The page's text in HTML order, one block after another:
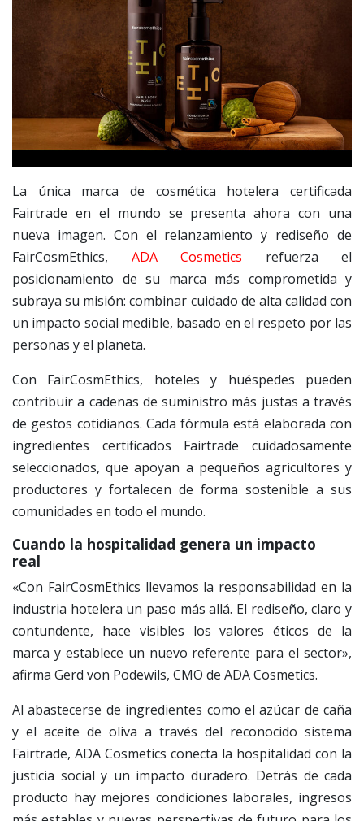
La única marca de cosmética hotelera certificada
Fairtrade en el mundo se presenta ahora con una
nueva imagen. Con el relanzamiento y rediseño de
FairCosmEthics, ADA Cosmetics refuerza el
posicionamiento de su marca más comprometida y
subraya su misión: combinar cuidado de alta calidad con
un impacto social medible, basado en el respeto por las
personas y el planeta.
Con FairCosmEthics, hoteles y huéspedes pueden
contribuir a cadenas de suministro más justas a través
de gestos cotidianos. Cada fórmula está elaborada con
ingredientes certificados Fairtrade cuidadosamente
seleccionados, que apoyan a pequeños agricultores y
productores y fortalecen de forma sostenible a sus
comunidades en todo el mundo.
Cuando la hospitalidad genera un impacto
real
«Con FairCosmEthics llevamos la responsabilidad en la
industria hotelera un paso más allá. El rediseño, claro y
contundente, hace visibles los valores éticos de la
marca y establece un nuevo referente para el sector»,
afirma Gerd von Podewils, CMO de ADA Cosmetics.
Al abastecerse de ingredientes como el azúcar de caña
y el aceite de oliva a través del reconocido sistema
Fairtrade, ADA Cosmetics conecta la hospitalidad con la
justicia social y un impacto duradero. Detrás de cada
producto hay mejores condiciones laborales, ingresos